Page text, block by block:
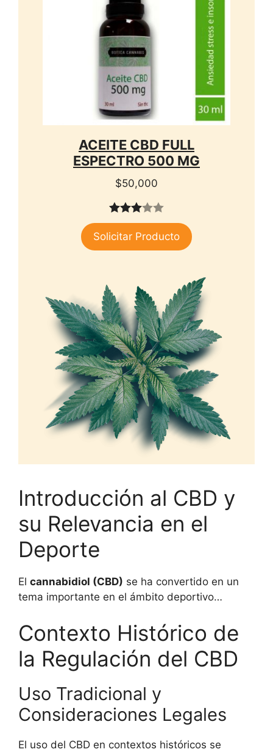
ACEITE CBD FULL
ESPECTRO 500 MG
$50,000
3.00
de 5
Solicitar Producto
Introducción al CBD y
su Relevancia en el
Deporte
El cannabidiol (CBD) se ha convertido en un
tema importante en el ámbito deportivo…
Contexto Histórico de
la Regulación del CBD
Uso Tradicional y
Consideraciones Legales
El uso del CBD en contextos históricos se